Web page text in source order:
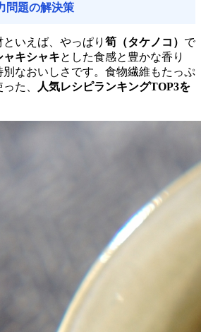
問題の解決策
いえば、やっぱり 筍（タケノコ） で
ャキシャキとした食感と豊かな香り
なおいしさです。食物繊維もたっぷ
た、
人気レシピランキングTOP3を